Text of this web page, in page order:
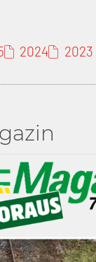
2024 2023